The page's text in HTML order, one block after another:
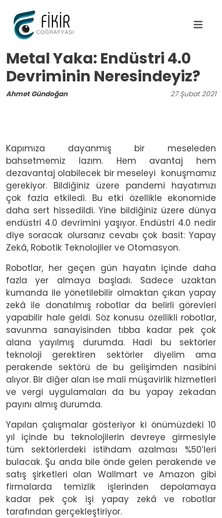
Metal Yaka: Endüstri 4.0
Devriminin Neresindeyiz?
Ahmet Gündoğan 27 Şubat 2021
Kapımıza dayanmış bir meseleden
bahsetmemiz lazım. Hem avantaj hem
dezavantaj olabilecek bir meseleyi konuşmamız
gerekiyor. Bildiğiniz üzere pandemi hayatımızı
çok fazla etkiledi. Bu etki özellikle ekonomide
daha sert hissedildi. Yine bildiğiniz üzere dünya
endüstri 4.0 devrimini yaşıyor. Endüstri 4.0 nedir
diye soracak olursanız cevabı çok basit: Yapay
Zekâ, Robotik Teknolojiler ve Otomasyon.
Robotlar, her geçen gün hayatın içinde daha
fazla yer almaya başladı. Sadece uzaktan
kumanda ile yönetilebilir olmaktan çıkan yapay
zekâ ile donatılmış robotlar da belirli görevleri
yapabilir hale geldi. Söz konusu özellikli robotlar,
savunma sanayisinden tıbba kadar pek çok
alana yayılmış durumda. Hadi bu sektörler
teknoloji gerektiren sektörler diyelim ama
perakende sektörü de bu gelişimden nasibini
alıyor. Bir diğer alan ise mali müşavirlik hizmetleri
ve vergi uygulamaları da bu yapay zekadan
payını almış durumda.
Yapılan çalışmalar gösteriyor ki önümüzdeki 10
yıl içinde bu teknolojilerin devreye girmesiyle
tüm sektörlerdeki istihdam azalması %50’leri
bulacak. Şu anda bile önde gelen perakende ve
satış şirketleri olan Wallmart ve Amazon gibi
firmalarda temizlik işlerinden depolamaya
kadar pek çok işi yapay zekâ ve robotlar
tarafından gerçekleştiriyor.